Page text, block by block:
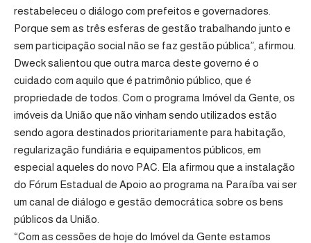
restabeleceu o diálogo com prefeitos e governadores.
Porque sem as três esferas de gestão trabalhando junto e
sem participação social não se faz gestão pública”, afirmou.
Dweck salientou que outra marca deste governo é o
cuidado com aquilo que é patrimônio público, que é
propriedade de todos. Com o programa Imóvel da Gente, os
imóveis da União que não vinham sendo utilizados estão
sendo agora destinados prioritariamente para habitação,
regularização fundiária e equipamentos públicos, em
especial aqueles do novo PAC. Ela afirmou que a instalação
do Fórum Estadual de Apoio ao programa na Paraíba vai ser
um canal de diálogo e gestão democrática sobre os bens
públicos da União.
“Com as cessões de hoje do Imóvel da Gente estamos